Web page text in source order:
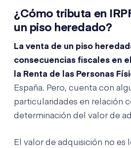
¿Cómo tributa en
un piso heredado?
La venta de un piso
consecuencias fiscales en
la Renta de las Personas
España. Pero, cuenta con
particularidades en relación
determinación del valor de
El valor de adquisición no